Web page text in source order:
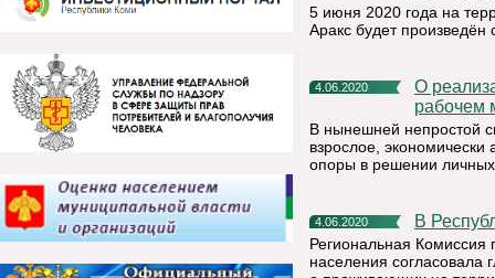
5 июня 2020 года на
Аракс будет произведён
4.06.2020
О реализации Программы «Финансовая грамотность на
рабочем
В нынешней непростой
взрослое, экономически
опоры в решении
4.06.2020 В
Региональная Комиссия
населения согласовала